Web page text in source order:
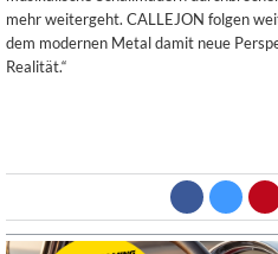
mehr weitergeht. CALLEJON folgen
dem modernen Metal damit neue
Realität.“